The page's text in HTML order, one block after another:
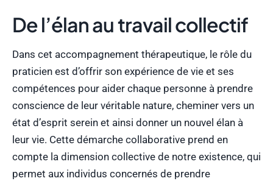
De l’élan au travail collectif
Dans cet accompagnement thérapeutique, le rôle du
praticien est d’offrir son expérience de vie et ses
compétences pour aider chaque personne à prendre
conscience de leur véritable nature, cheminer vers un
état d’esprit serein et ainsi donner un nouvel élan à
leur vie. Cette démarche collaborative prend en
compte la dimension collective de notre existence, qui
permet aux individus concernés de prendre